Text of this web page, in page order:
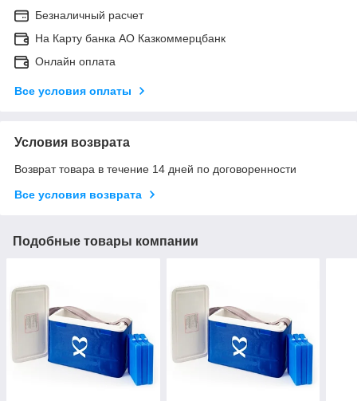
Безналичный расчет
На Карту банка АО Казкоммерцбанк
Онлайн оплата
Все условия оплаты
Условия возврата
Возврат товара в течение 14 дней по договоренности
Все условия возврата
Подобные товары компании